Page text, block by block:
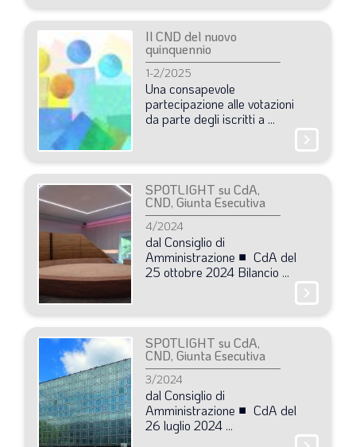
PROFESSIONE
TERZA PAGINA
LE FOTO DEL FIL ROUGE
IN QUESTO NUMERO
SCENARIO ECONOMICO
SPAZIO APERTO
GOVERNANCE
FONDAZIONE
ASSOCIAZIONI
LA VIGNETTA DI EVASIO
SPECIALE
CAMBIA NUMERO
Il CND del nuovo
quinquennio
1-2/2025
Una consapevole
partecipazione alle votazioni
da parte degli iscritti a ...
chevron_right
SPOTLIGHT su CdA,
CND, Giunta Esecutiva
4/2024
dal Consiglio di
Amministrazione ■ CdA del
25 ottobre 2024 Bilancio ...
chevron_right
SPOTLIGHT su CdA,
CND, Giunta Esecutiva
3/2024
dal Consiglio di
Amministrazione ■ CdA del
26 luglio 2024 ...